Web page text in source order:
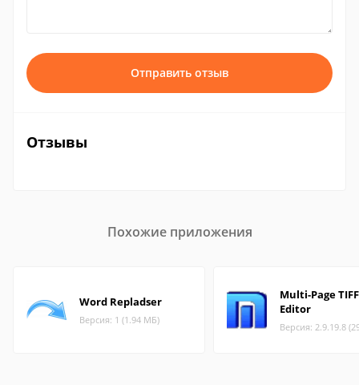
Отправить отзыв
Отзывы
Похожие приложения
Word Repladser
Версия: 1 (1.94 МБ)
Multi-Page TIFF
Editor
Версия: 2.9.19.8